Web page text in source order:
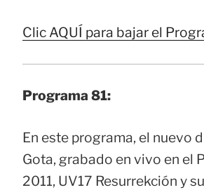
Clic AQUÍ para bajar el
Programa 81:
En este programa, el nuevo
Gota, grabado en vivo en el
2011, UV17 Resurrekción y